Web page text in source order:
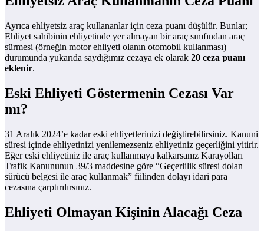
Ayrıca ehliyetsiz araç kullananlar için ceza puanı düşülür. Bunlar;
Ehliyet sahibinin ehliyetinde yer almayan bir araç sınıfından araç
sürmesi (örneğin motor ehliyeti olanın otomobil kullanması)
durumunda yukarıda saydığımız cezaya ek olarak 20 ceza puanı
eklenir.
Eski Ehliyeti Göstermenin Cezası Var
mı?
31 Aralık 2024’e kadar eski ehliyetlerinizi değiştirebilirsiniz. Kanuni
süresi içinde ehliyetinizi yenilemezseniz ehliyetiniz geçerliğini yitirir.
Eğer eski ehliyetiniz ile araç kullanmaya kalkarsanız Karayolları
Trafik Kanununun 39/3 maddesine göre “Geçerlilik süresi dolan
sürücü belgesi ile araç kullanmak” fiilinden dolayı idari para
cezasına çarptırılırsınız.
Ehliyeti Olmayan Kişinin Alacağı Ceza